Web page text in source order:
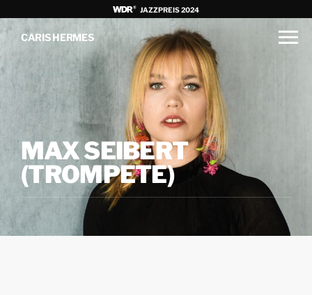
JAZZPREIS 2024
CARIS HERMES
MAX SEIBERT
(TROMPETE)